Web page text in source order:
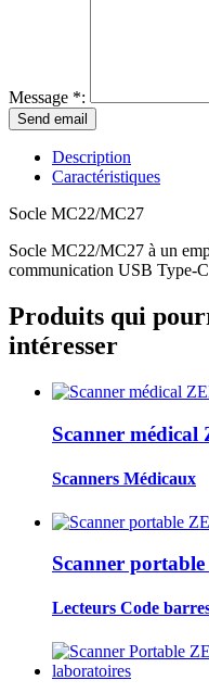
Message *:
Description
Caractéristiques
Socle MC22/MC27
Socle MC22/MC27 à un
communication USB Type-
Produits qui
intéresser
Scanner
Scanners Médicaux
Scanner
Lecteurs Code